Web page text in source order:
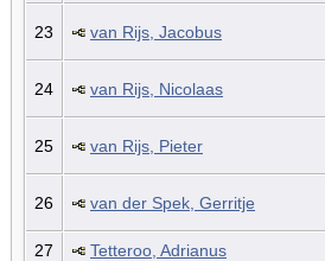
23 van Rijs, Jacobus
24 van Rijs, Nicolaas
25 van Rijs, Pieter
26 van der Spek, Gerritje
27 Tetteroo, Adrianus